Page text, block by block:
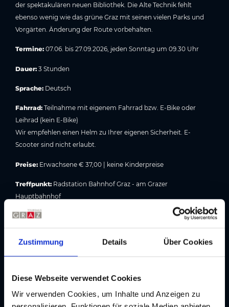
Zustimmung Details Über Cookies
Diese Webseite verwendet Cookies
Wir verwenden Cookies, um Inhalte und Anzeigen zu
der spektakulären neuen Bibliothek. Die Alte Technik fehlt
ebenso wenig wie das grüne Graz mit seinen vielen Parks und
Vorgärten. Änderung der Route vorbehalten.
Termine: 07.06. bis 27.09.2026, jeden Sonntag um 09.30 Uhr
Dauer: 3 Stunden
Sprache: Deutsch
Fahrrad: Teilnahme mit eigenem Fahrrad bzw. E-Bike oder
Leihrad (kein E-Bike)
Wir empfehlen einen Helm zu Ihrer eigenen Sicherheit. E-
Scooter sind nicht erlaubt.
Preise: Erwachsene € 37,00 | keine Kinderpreise
Treffpunkt: Radstation Bahnhof Graz - am Grazer
Hauptbahnhof
Inklusive:
erforderlich! Das Mindestalter beträgt 12 Jahre.
Herrengasse 16, 8010 Graz, T+43/316/8075-0
Begrenzte Teilnehmeranzahl! Eine Anmeldung ist bis spätestens
Freitag, 16.00 Uhr ist unbedingt erforderlich! Tickets sind auch